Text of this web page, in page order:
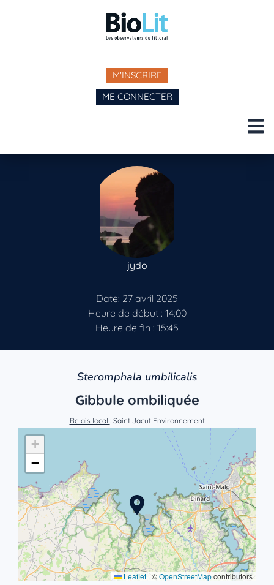
M'INSCRIRE
ME CONNECTER
jydo
Date: 27 avril 2025
Heure de début : 14:00
Heure de fin : 15:45
Steromphala umbilicalis
Gibbule ombiliquée
Relais local : Saint Jacut Environnement
+
−
Leaflet | ©OpenStreetMapcontributors